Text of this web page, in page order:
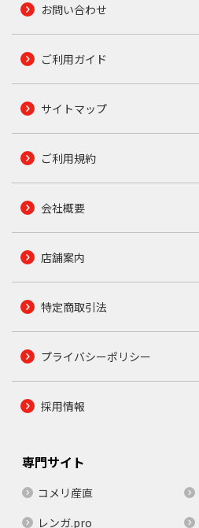
お問い合わせ
ご利用ガイド
サイトマップ
ご利用規約
会社概要
店舗案内
特定商取引法
プライバシーポリシー
採用情報
専門サイト
コメリ産直
レンガ.pro